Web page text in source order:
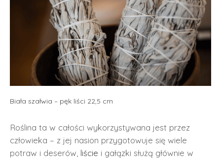
Biała szałwia – pęk liści 22,5 cm
Roślina ta w całości wykorzystywana jest przez
człowieka – z jej nasion przygotowuje się wiele
potraw i deserów, liście i gałązki służą głównie w